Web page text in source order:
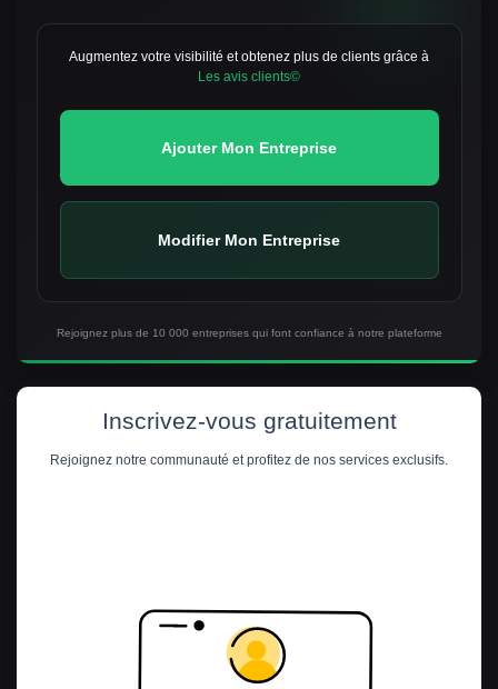
Augmentez votre visibilité et obtenez plus de clients grâce à
Les avis clients©
Ajouter Mon Entreprise
Modifier Mon Entreprise
Rejoignez plus de 10 000 entreprises qui font confiance à notre plateforme
Inscrivez-vous gratuitement
Rejoignez notre communauté et profitez de nos services exclusifs.